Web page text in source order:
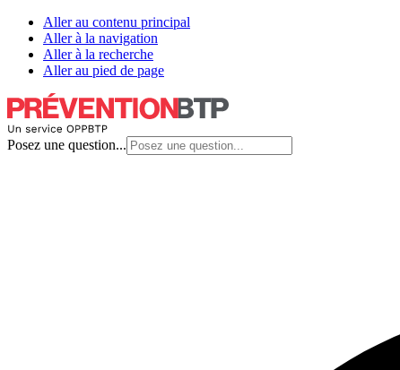
Aller au contenu principal
Aller à la navigation
Aller à la recherche
Aller au pied de page
Posez une question...